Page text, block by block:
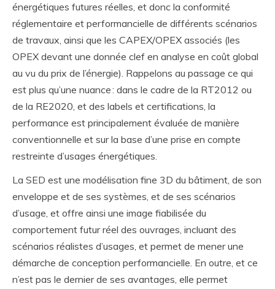
énergétiques futures réelles, et donc la conformité
réglementaire et performancielle de différents scénarios
de travaux, ainsi que les CAPEX/OPEX associés (les
OPEX devant une donnée clef en analyse en coût global
au vu du prix de l’énergie). Rappelons au passage ce qui
est plus qu’une nuance : dans le cadre de la RT2012 ou
de la RE2020, et des labels et certifications, la
performance est principalement évaluée de manière
conventionnelle et sur la base d’une prise en compte
restreinte d’usages énergétiques.
La SED est une modélisation fine 3D du bâtiment, de son
enveloppe et de ses systèmes, et de ses scénarios
d’usage, et offre ainsi une image fiabilisée du
comportement futur réel des ouvrages, incluant des
scénarios réalistes d’usages, et permet de mener une
démarche de conception performancielle. En outre, et ce
n’est pas le dernier de ses avantages, elle permet